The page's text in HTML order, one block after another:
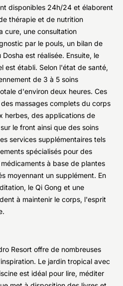
disponibles 24h/24 et élaborent
thérapie et de nutrition
cure, une consultation
par le pouls, un bilan de
est réalisée. Ensuite, le
est établi. Selon l'état de santé,
de 3 à 5 soins
d'environ deux heures. Ces
massages complets du corps
herbes, des applications de
le front ainsi que des soins
services supplémentaires tels
spécialisés pour des
à base de plantes
moyennant un supplément. En
le Qi Gong et une
à maintenir le corps, l'esprit
Resort offre de nombreuses
Le jardin tropical avec
est idéal pour lire, méditer